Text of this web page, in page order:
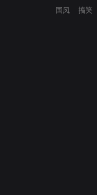
国风
搞笑